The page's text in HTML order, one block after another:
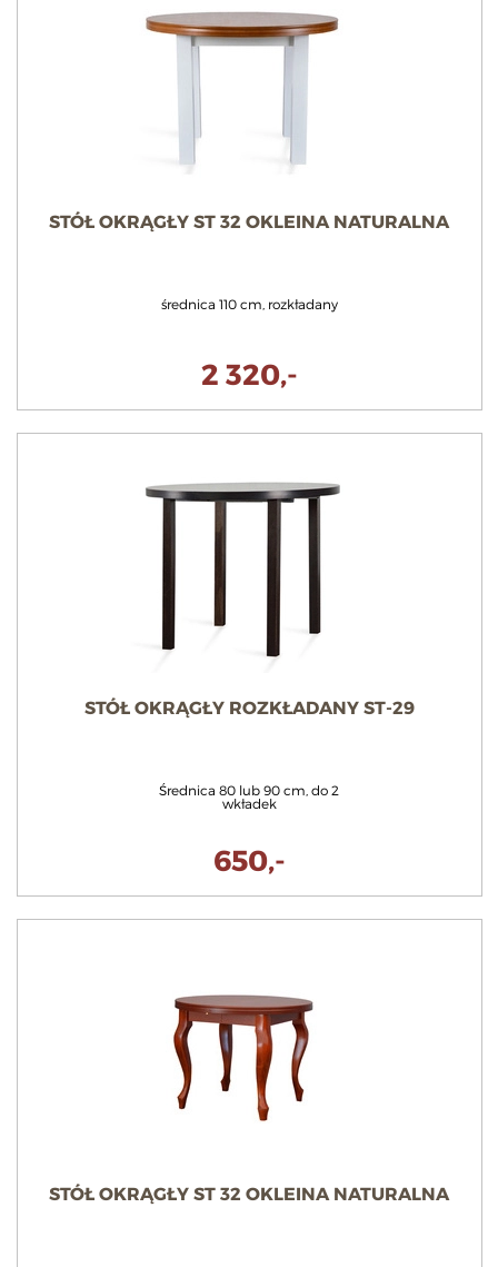
STÓŁ OKRĄGŁY ST 32 OKLEINA NATURALNA
średnica 110 cm, rozkładany
2 320,-
STÓŁ OKRĄGŁY ROZKŁADANY ST-29
Średnica 80 lub 90 cm, do 2
wkładek
650,-
STÓŁ OKRĄGŁY ST 32 OKLEINA NATURALNA